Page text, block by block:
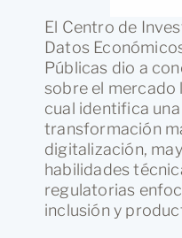
El Centro de
Datos
Públicas dio a
sobre el mercado
cual identifica
transformación
digitalización,
habilidades
regulatorias
inclusión y